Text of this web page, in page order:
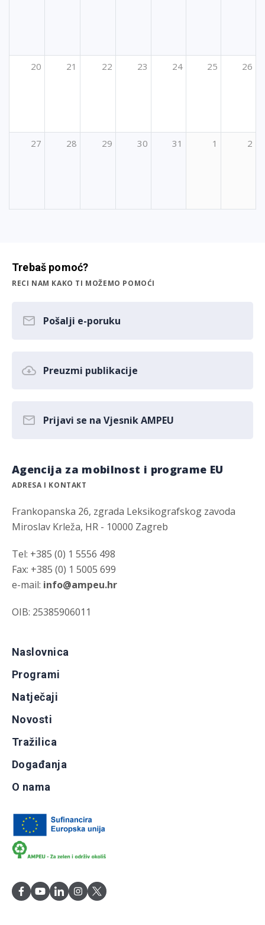
20 21 22 23 24 25 26
27 28 29 30 31 1 2
Trebaš pomoć?
RECI NAM KAKO TI MOŽEMO POMOĆI
Pošalji e-poruku
Preuzmi publikacije
Prijavi se na Vjesnik AMPEU
Agencija za mobilnost i programe EU
ADRESA I KONTAKT
Frankopanska 26, zgrada Leksikografskog zavoda
Miroslav Krleža, HR - 10000 Zagreb
Tel: +385 (0) 1 5556 498
Fax: +385 (0) 1 5005 699
e-mail: info@ampeu.hr
OIB: 25385906011
Naslovnica
Programi
Natječaji
Novosti
Tražilica
Događanja
O nama